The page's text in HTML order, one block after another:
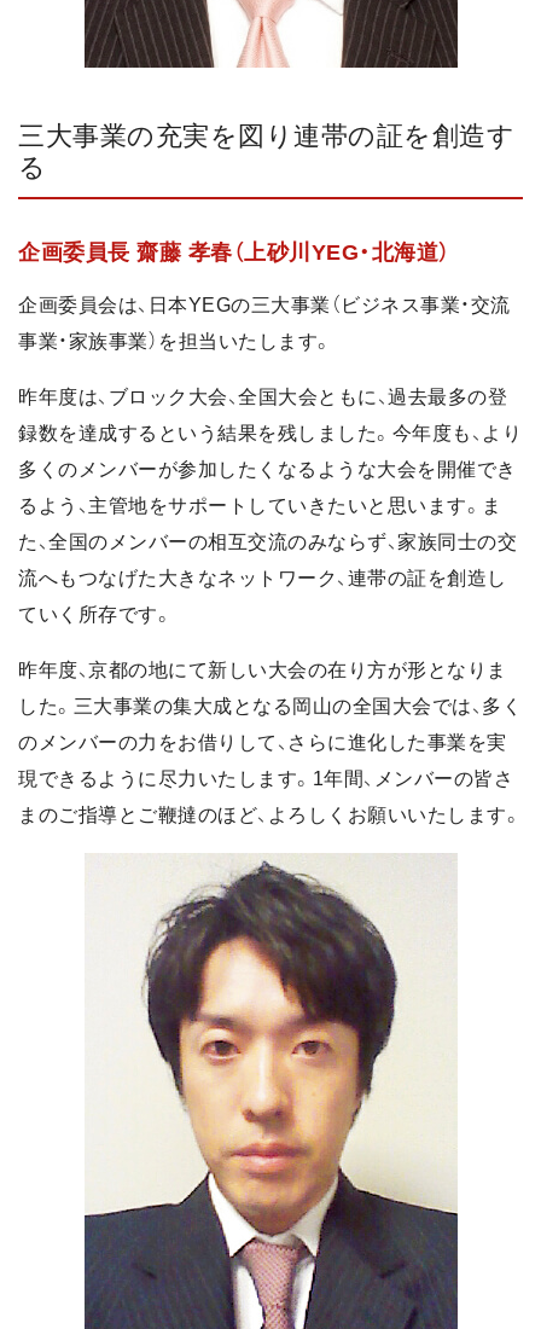
三大事業の充実を図り連帯の証を創造す
る
企画委員長 齋藤 孝春（上砂川YEG・北海道）
企画委員会は、日本YEGの三大事業（ビジネス事業・交流
事業・家族事業）を担当いたします。
昨年度は、ブロック大会、全国大会ともに、過去最多の登
録数を達成するという結果を残しました。今年度も、より
多くのメンバーが参加したくなるような大会を開催でき
るよう、主管地をサポートしていきたいと思います。ま
た、全国のメンバーの相互交流のみならず、家族同士の交
流へもつなげた大きなネットワーク、連帯の証を創造し
ていく所存です。
昨年度、京都の地にて新しい大会の在り方が形となりま
した。三大事業の集大成となる岡山の全国大会では、多く
のメンバーの力をお借りして、さらに進化した事業を実
現できるように尽力いたします。1年間、メンバーの皆さ
まのご指導とご鞭撻のほど、よろしくお願いいたします。